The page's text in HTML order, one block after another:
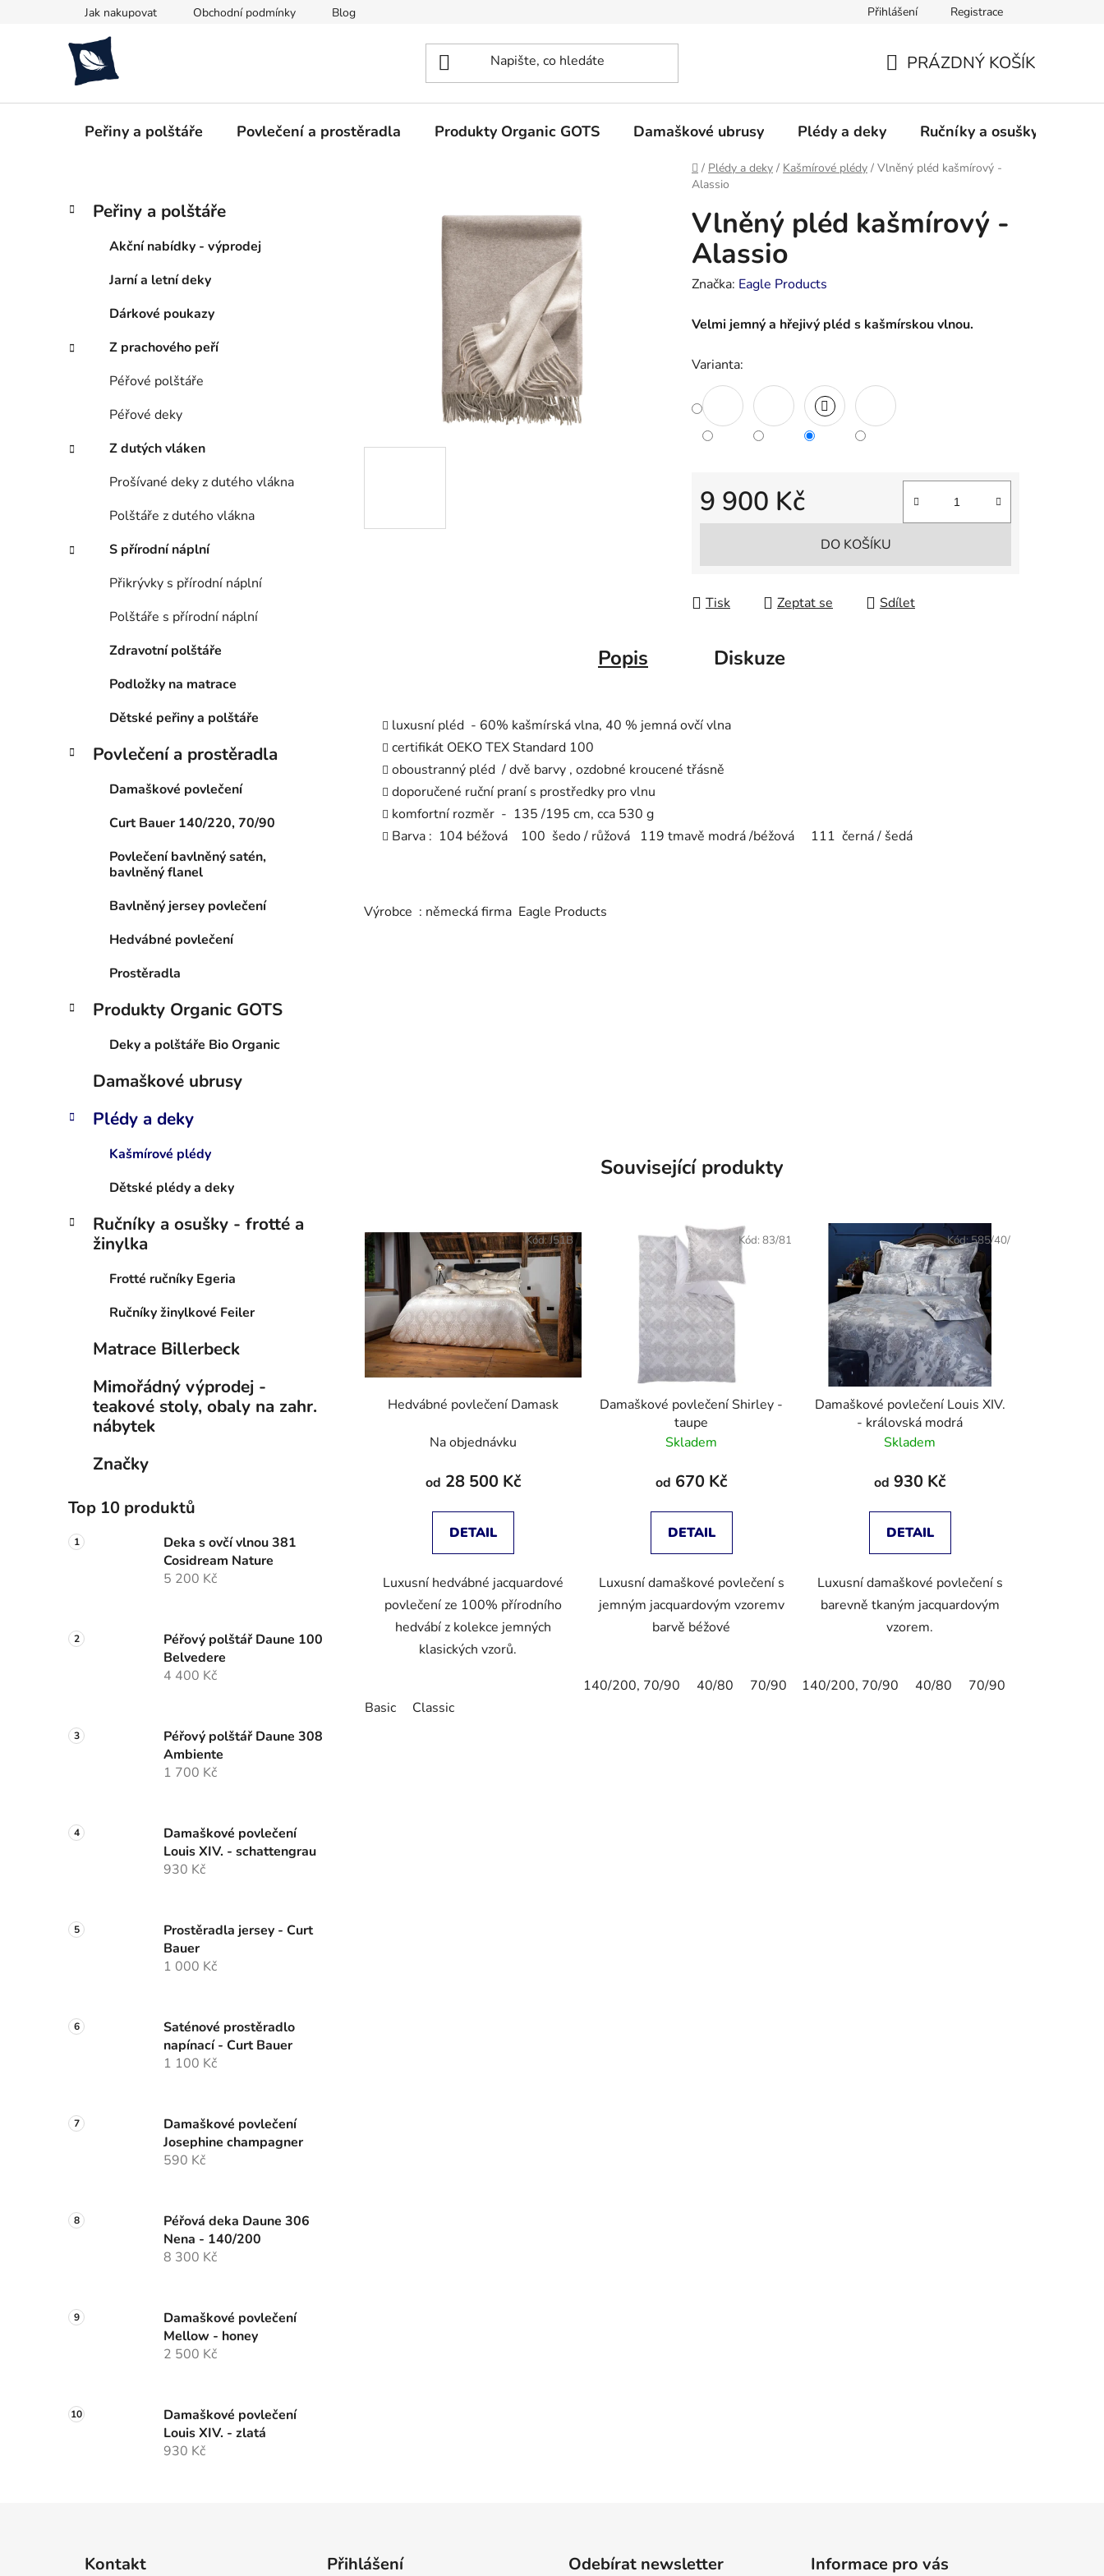
Jak nakupovat Obchodní podmínky Blog Přihlášení Registrace
KOŠÍK
PRÁZDNÝ KOŠÍK
Peřiny a polštáře Povlečení a prostěradla Produkty Organic GOTS Damaškové ubrusy Plédy a deky Ručníky a osušky - frotté
Domů
/ Plédy a deky / Kašmírové plédy / Vlněný pléd kašmírový -
Alassio
P
n
e
Přeskočit
kategorie
K
a
e
Peřiny a polštáře
Akční nabídky - výprodej
Jarní a letní deky
Dárkové poukazy
Z prachového peří
Péřové polštáře
Péřové deky
Z dutých vláken
Prošívané deky z dutého vlákna
Polštáře z dutého vlákna
S přírodní náplní
Přikrývky s přírodní náplní
Polštáře s přírodní náplní
Zdravotní polštáře
Podložky na matrace
Dětské peřiny a polštáře
Povlečení a prostěradla
Damaškové povlečení
Curt Bauer 140/220, 70/90
Povlečení bavlněný satén,
bavlněný flanel
Bavlněný jersey povlečení
Hedvábné povlečení
Prostěradla
Produkty Organic GOTS
Deky a polštáře Bio Organic
Damaškové ubrusy
Plédy a deky
Kašmírové plédy
Dětské plédy a deky
Ručníky a osušky - frotté a
žinylka
Frotté ručníky Egeria
Ručníky žinylkové Feiler
Matrace Billerbeck
Mimořádný výprodej -
teakové stoly, obaly na zahr.
nábytek
Značky
Top 10 produktů
Deka s ovčí vlnou 381
Cosidream Nature
5 200 Kč
Péřový polštář Daune 100
Belvedere
4 400 Kč
Péřový polštář Daune 308
Ambiente
1 700 Kč
Damaškové povlečení
Louis XIV. - schattengrau
930 Kč
Prostěradla jersey - Curt
Bauer
1 000 Kč
Saténové prostěradlo
napínací - Curt Bauer
1 100 Kč
Damaškové povlečení
Josephine champagner
590 Kč
Péřová deka Daune 306
Nena - 140/200
8 300 Kč
Damaškové povlečení
Mellow - honey
2 500 Kč
Damaškové povlečení
Louis XIV. - zlatá
930 Kč
Vlněný pléd kašmírový -
Alassio
Značka: Eagle Products
Velmi jemný a hřejivý pléd s kašmírskou vlnou.
Varianta:
9 900 Kč
Měrná cena:
DO KOŠÍKU
Tisk Zeptat se Sdílet
Popis Diskuze
luxusní pléd - 60% kašmírská vlna, 40 % jemná ovčí vlna
certifikát OEKO TEX Standard 100
oboustranný pléd / dvě barvy , ozdobné kroucené třásně
doporučené ruční praní s prostředky pro vlnu
komfortní rozměr - 135 /195 cm, cca 530 g
Barva : 104 béžová 100 šedo / růžová 119 tmavě modrá /béžová 111 černá / šedá
Výrobce : německá firma Eagle Products
Související produkty
Hedvábné povlečení Damask
Na objednávku
od 28 500 Kč
DETAIL
Luxusní hedvábné jacquardové
povlečení ze 100% přírodního
hedvábí z kolekce jemných
klasických vzorů.
Basic Classic
Kód:J51B
Damaškové povlečení Shirley -
taupe
Skladem
od 670 Kč
DETAIL
Luxusní damaškové povlečení s
jemným jacquardovým vzoremv
barvě béžové
140/200, 70/90 40/80 70/90 80/80 40/40 135/200,80/80
Kód: 83/81
Damaškové povlečení Louis XIV.
- královská modrá
Skladem
od 930 Kč
DETAIL
Luxusní damaškové povlečení s
barevně tkaným jacquardovým
vzorem.
140/200, 70/90 40/80 70/90
Kód:585/40/
Kontakt Přihlášení Odebírat newsletter Informace pro vás